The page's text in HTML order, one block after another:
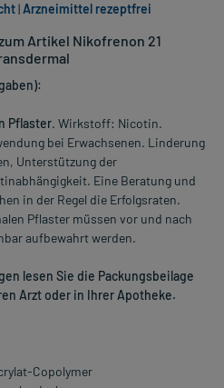
Artikel Nikofrenon 21
Pflaster. Wirkstoff: Nicotin.
bei Erwachsenen. Linderung
Unterstützung der
Eine Beratung und
in der Regel die Erfolgsraten.
Pflaster müssen vor und nach
aufbewahrt werden.
lesen Sie die Packungsbeilage
Arzt oder in Ihrer Apotheke.
Copolymer
|Arzneimittel rezeptfrei